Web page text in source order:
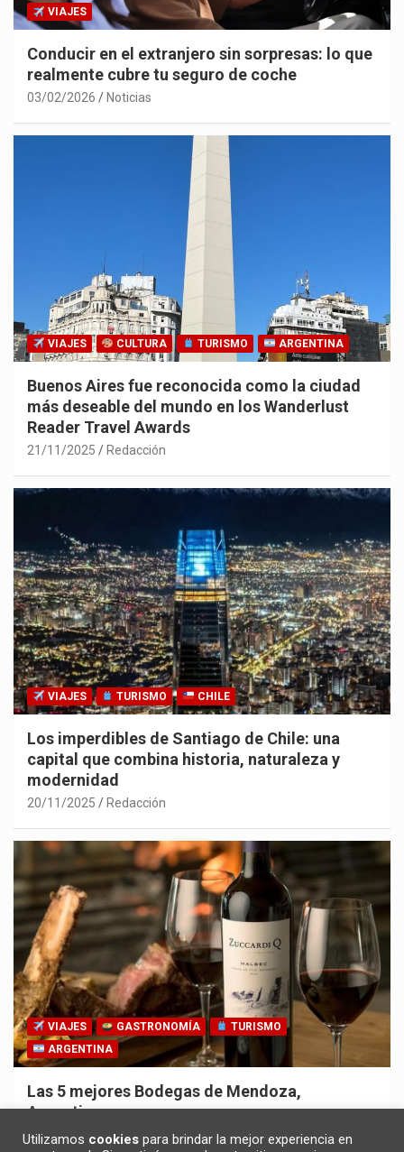
VIAJES
Conducir en el extranjero sin sorpresas: lo que
realmente cubre tu seguro de coche
03/02/2026 Noticias
VIAJES CULTURA TURISMO ARGENTINA
Buenos Aires fue reconocida como la ciudad
más deseable del mundo en los Wanderlust
Reader Travel Awards
21/11/2025 Redacción
VIAJES TURISMO CHILE
Los imperdibles de Santiago de Chile: una
capital que combina historia, naturaleza y
modernidad
20/11/2025 Redacción
VIAJES GASTRONOMÍA
TURISMO
ARGENTINA
Las 5 mejores Bodegas de Mendoza,
Argentina
30/10/2025 Redacción
Utilizamos cookies para brindar la mejor experiencia en